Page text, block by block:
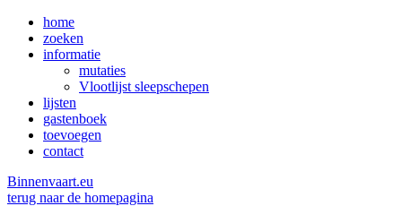
home
zoeken
informatie
mutaties
Vlootlijst sleepschepen
lijsten
gastenboek
toevoegen
contact
Binnenvaart.eu
terug naar de homepagina